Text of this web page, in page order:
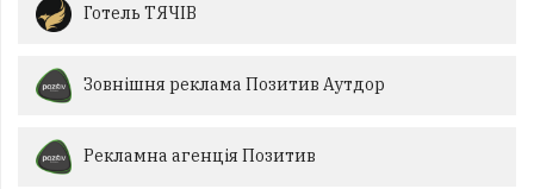
Готель ТЯЧІВ
Зовнішня реклама Позитив Аутдор
Рекламна агенція Позитив